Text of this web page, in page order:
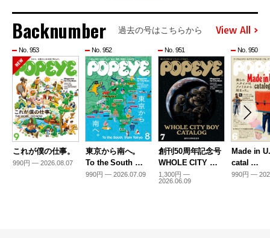
Backnumber 過去の号はこちらから View All
No. 953
これが僕の仕事。
990円 — 2026.08.07
No. 952
東京から南へ。
To the South …
990円 — 2026.07.09
No. 951
創刊50周年記念号
WHOLE CITY …
1,300円 —
2026.06.09
No. 950
Made in
catal …
990円 —